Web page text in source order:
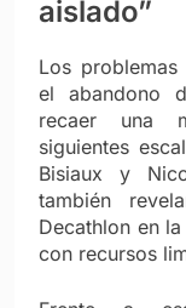
aislado”
Los
el abandono
recaer una
siguientes
Bisiaux y
también
Decathlon en
con recursos